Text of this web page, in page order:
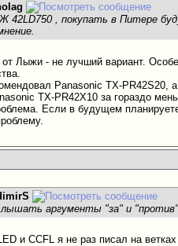
42LD750 , покупать в Питере
Лыжи - не лучший вариант.
Panasonic TX-PR42S20,
TX-PR42Х10 за гораздо
Если в будущем
аргументы "за" и
и ССFL я не раз писал на